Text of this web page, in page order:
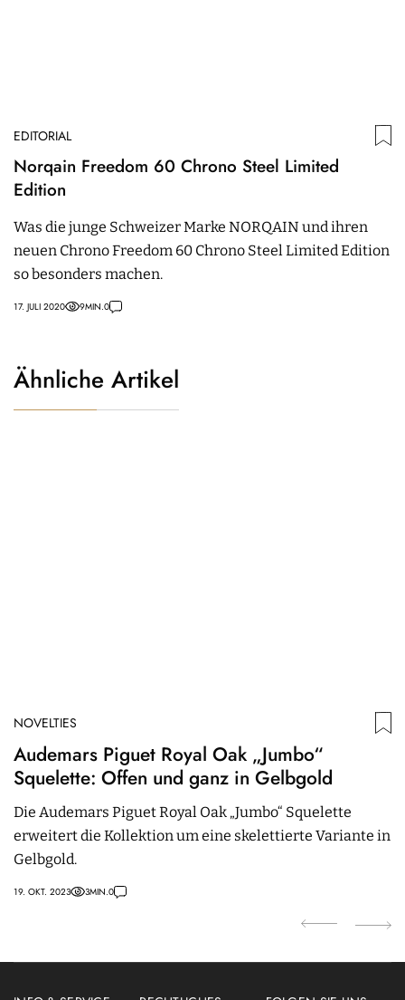
EDITORIAL
Norqain Freedom 60 Chrono Steel Limited
Edition
Was die junge Schweizer Marke NORQAIN und ihren
neuen Chrono Freedom 60 Chrono Steel Limited Edition
so besonders machen.
17. JULI 2020 9MIN.0
Ähnliche Artikel
NOVELTIES
Audemars Piguet Royal Oak „Jumbo“
Squelette: Offen und ganz in Gelbgold
Die Audemars Piguet Royal Oak „Jumbo“ Squelette
erweitert die Kollektion um eine skelettierte Variante in
Gelbgold.
19. OKT. 2023 3MIN.0